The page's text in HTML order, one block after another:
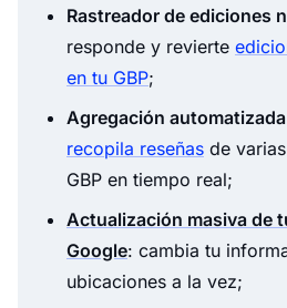
Rastreador de ediciones
responde y revierte
en tu GBP;
Agregación
recopila reseñas de
GBP en tiempo real;
Actualización masiva de
Google: cambia tu
ubicaciones a la vez;